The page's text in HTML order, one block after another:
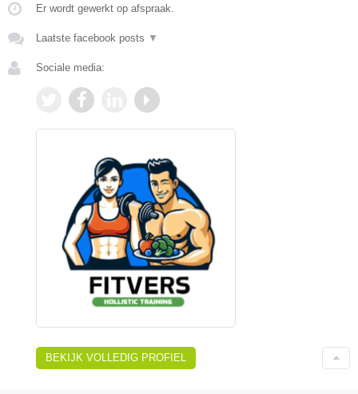
Er wordt gewerkt op afspraak.
Laatste facebook posts ▼
Sociale media:
BEKIJK VOLLEDIG PROFIEL